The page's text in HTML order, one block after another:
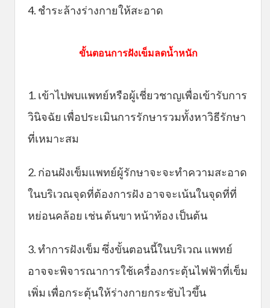
4. ชำระล้างร่างกายให้สะอาด
ขั้นตอนการฝังเข็มลดน้ำหนัก
1. เข้าไปพบแพทย์หรือผู้เชี่ยวชาญเพื่อเข้ารับการ
วินิจฉัย เพื่อประเมินการรักษารวมทั้งหาวิธีรักษา
ที่เหมาะสม
2. ก่อนฝังเข็มแพทย์ผู้รักษาจะจะทำความสะอาด
ในบริเวณจุดที่ต้องการฝัง อาจจะเน้นในจุดที่ที่
หย่อนคล้อย เช่น ต้นขา หน้าท้อง เป็นต้น
3. ทำการฝังเข็ม ซึ่งขั้นตอนนี้ในบริเวณ แพทย์
อาจจะพิจารณาการใช้เครื่องกระตุ้นไฟฟ้าที่เข็ม
เพิ่ม เพื่อกระตุ้นให้ร่างกายกระชับไวขึ้น